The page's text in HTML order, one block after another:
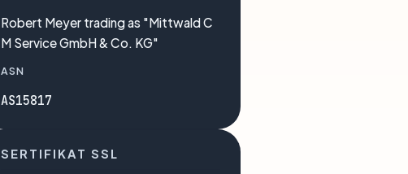
Robert Meyer trading as "Mittwald C
M Service GmbH & Co. KG"
ASN
AS15817
SERTIFIKAT SSL